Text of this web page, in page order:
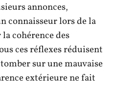
annonces,
connaisseur lors de la
cohérence des
ces réflexes réduisent
sur une mauvaise
extérieure ne fait